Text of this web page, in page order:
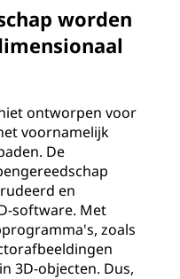
worden
ontworpen voor
voornamelijk
De
en
software. Met
zoals
3D-objecten. Dus,